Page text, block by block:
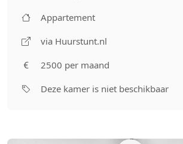
Appartement
via Huurstunt.nl
2500 per maand
Deze kamer is niet beschikbaar